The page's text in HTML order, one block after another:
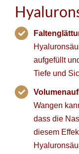
aufgefüllt
Tiefe und
Wangen
dass die
diesem